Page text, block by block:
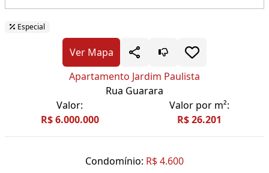
Especial
Ver Mapa
Apartamento Jardim Paulista
Rua Guarara
Valor:
R$ 6.000.000
Valor por m²:
R$ 26.201
Condomínio: R$ 4.600